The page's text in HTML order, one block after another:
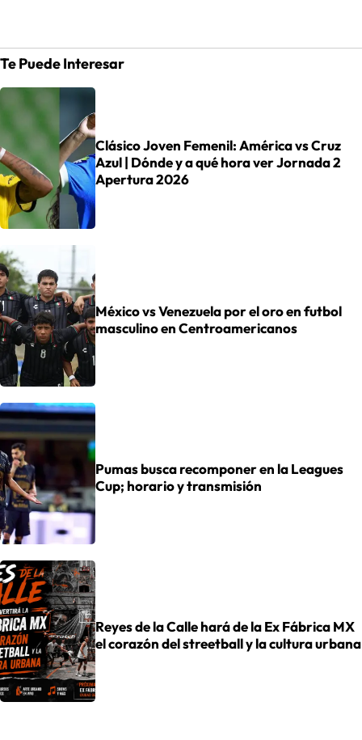
Te Puede Interesar
Clásico Joven Femenil: América vs Cruz
Azul | Dónde y a qué hora ver Jornada 2
Apertura 2026
México vs Venezuela por el oro en futbol
masculino en Centroamericanos
Pumas busca recomponer en la Leagues
Cup; horario y transmisión
Reyes de la Calle hará de la Ex Fábrica MX
el corazón del streetball y la cultura urbana